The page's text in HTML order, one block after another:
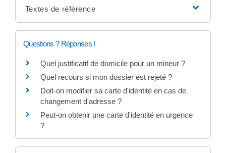
Textes de référence
Questions ? Réponses !
Quel justificatif de domicile pour un mineur ?
Quel recours si mon dossier est rejeté ?
Doit-on modifier sa carte d'identité en cas de
changement d'adresse ?
Peut-on obtenir une carte d'identité en urgence
?